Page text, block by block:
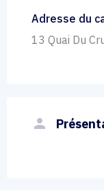
Adresse du
13 Quai Du
person